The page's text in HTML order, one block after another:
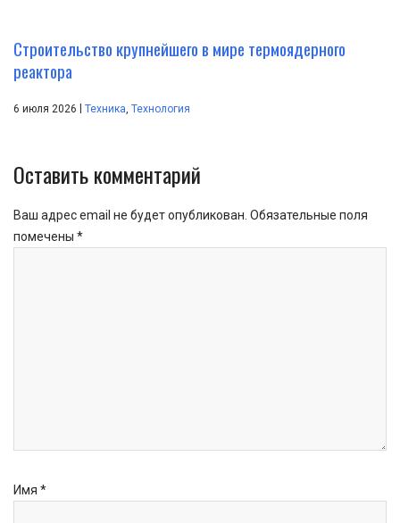
Строительство крупнейшего в мире термоядерного
реактора
6 июля 2026 Техника, Технология
Оставить комментарий
Ваш адрес email не будет опубликован. Обязательные поля
помечены *
Имя *